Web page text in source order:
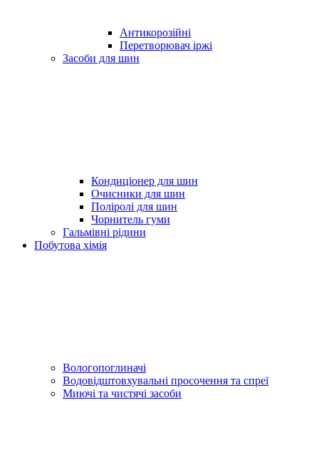
Антикорозійні
Перетворювач іржі
Засоби для шин
Кондиціонер для шин
Очисники для шин
Поліролі для шин
Чорнитель гуми
Гальмівні рідини
Побутова хімія
Вологопоглиначі
Водовідштовхувальні просочення та спреї
Миючі та чистячі засоби